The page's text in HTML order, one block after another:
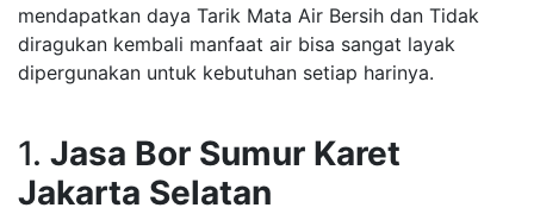
mendapatkan daya Tarik Mata Air Bersih dan Tidak
diragukan kembali manfaat air bisa sangat layak
dipergunakan untuk kebutuhan setiap harinya.
1. Jasa Bor Sumur Karet
Jakarta Selatan